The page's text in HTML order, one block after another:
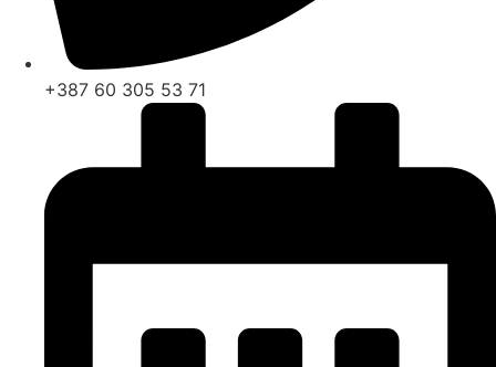
+387 60 305 53 71